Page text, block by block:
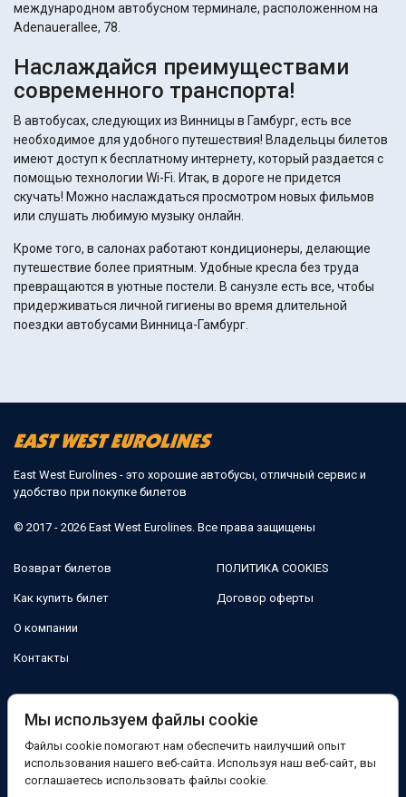
международном автобусном терминале, расположенном на
Adenauerallee, 78.
Наслаждайся преимуществами
современного транспорта!
В автобусах, следующих из Винницы в Гамбург, есть все
необходимое для удобного путешествия! Владельцы билетов
имеют доступ к бесплатному интернету, который раздается с
помощью технологии Wi-Fi. Итак, в дороге не придется
скучать! Можно наслаждаться просмотром новых фильмов
или слушать любимую музыку онлайн.
Кроме того, в салонах работают кондиционеры, делающие
путешествие более приятным. Удобные кресла без труда
превращаются в уютные постели. В санузле есть все, чтобы
придерживаться личной гигиены во время длительной
поездки автобусами Винница-Гамбург.
East West Eurolines - это хорошие автобусы, отличный сервис и
удобство при покупке билетов
© 2017 - 2026 East West Eurolines. Все права защищены
Возврат билетов
Как купить билет
О компании
Контакты
ПОЛИТИКА COOKIES
Договор оферты
Facebook
Поддержка:
Мы используем файлы cookie
Файлы cookie помогают нам обеспечить наилучший опыт
использования нашего веб-сайта. Используя наш веб-сайт, вы
соглашаетесь использовать файлы cookie.